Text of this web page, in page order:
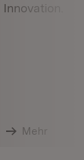
Innovation.
Mehr